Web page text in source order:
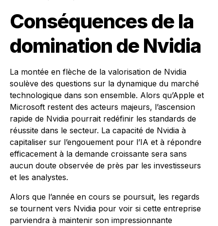
Conséquences de la
domination de Nvidia
La montée en flèche de la valorisation de Nvidia
soulève des questions sur la dynamique du marché
technologique dans son ensemble. Alors qu’Apple et
Microsoft restent des acteurs majeurs, l’ascension
rapide de Nvidia pourrait redéfinir les standards de
réussite dans le secteur. La capacité de Nvidia à
capitaliser sur l’engouement pour l’IA et à répondre
efficacement à la demande croissante sera sans
aucun doute observée de près par les investisseurs
et les analystes.
Alors que l’année en cours se poursuit, les regards
se tournent vers Nvidia pour voir si cette entreprise
parviendra à maintenir son impressionnante